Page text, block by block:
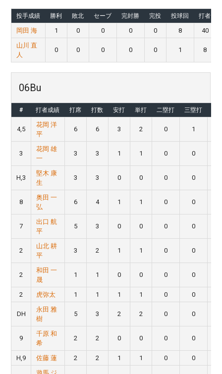
投手成績 勝利 敗北 セーブ 完封勝 完投 投球回 打者
岡田 海 1 0 0 0 0 8
40
山川 直
人
0 0 0 0 0 1 8
06Bu
# 打者成績 打席 打数 安打 単打 二塁打 三塁打
4,5
花岡 洋
平
6 6 3 2 0 1
3
花岡 雄
一
3 3 1 1 0 0
H,3
堅木 康
生
3 3 0 0 0 0
8
奥田 一
弘
6 4 1 1 0 0
7
出口 航
平
5 3 0 0 0 0
2
山北 耕
平
3 2 1 1 0 0
2
和田 一
晟
1 1 0 0 0 0
2 虎弥太 1 1 1 1 0 0
DH
永田 雅
樹
5 3 2 2 0 0
9
千原 和
希
2 2 0 0 0 0
H,9 佐藤 蓮 2 2 1 1 0 0